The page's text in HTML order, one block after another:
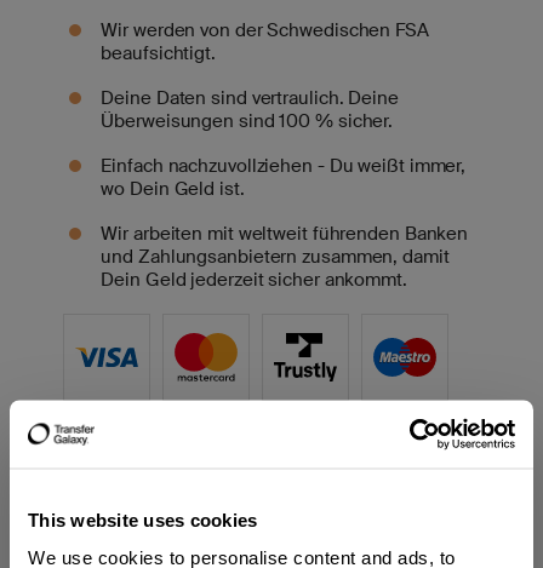
This website uses cookies
We use cookies to personalise content and ads, to
Wir werden von der Schwedischen FSA
beaufsichtigt.
Deine Daten sind vertraulich. Deine
Überweisungen sind 100 % sicher.
Einfach nachzuvollziehen - Du weißt immer,
wo Dein Geld ist.
Wir arbeiten mit weltweit führenden Banken
und Zahlungsanbietern zusammen, damit
Dein Geld jederzeit sicher ankommt.